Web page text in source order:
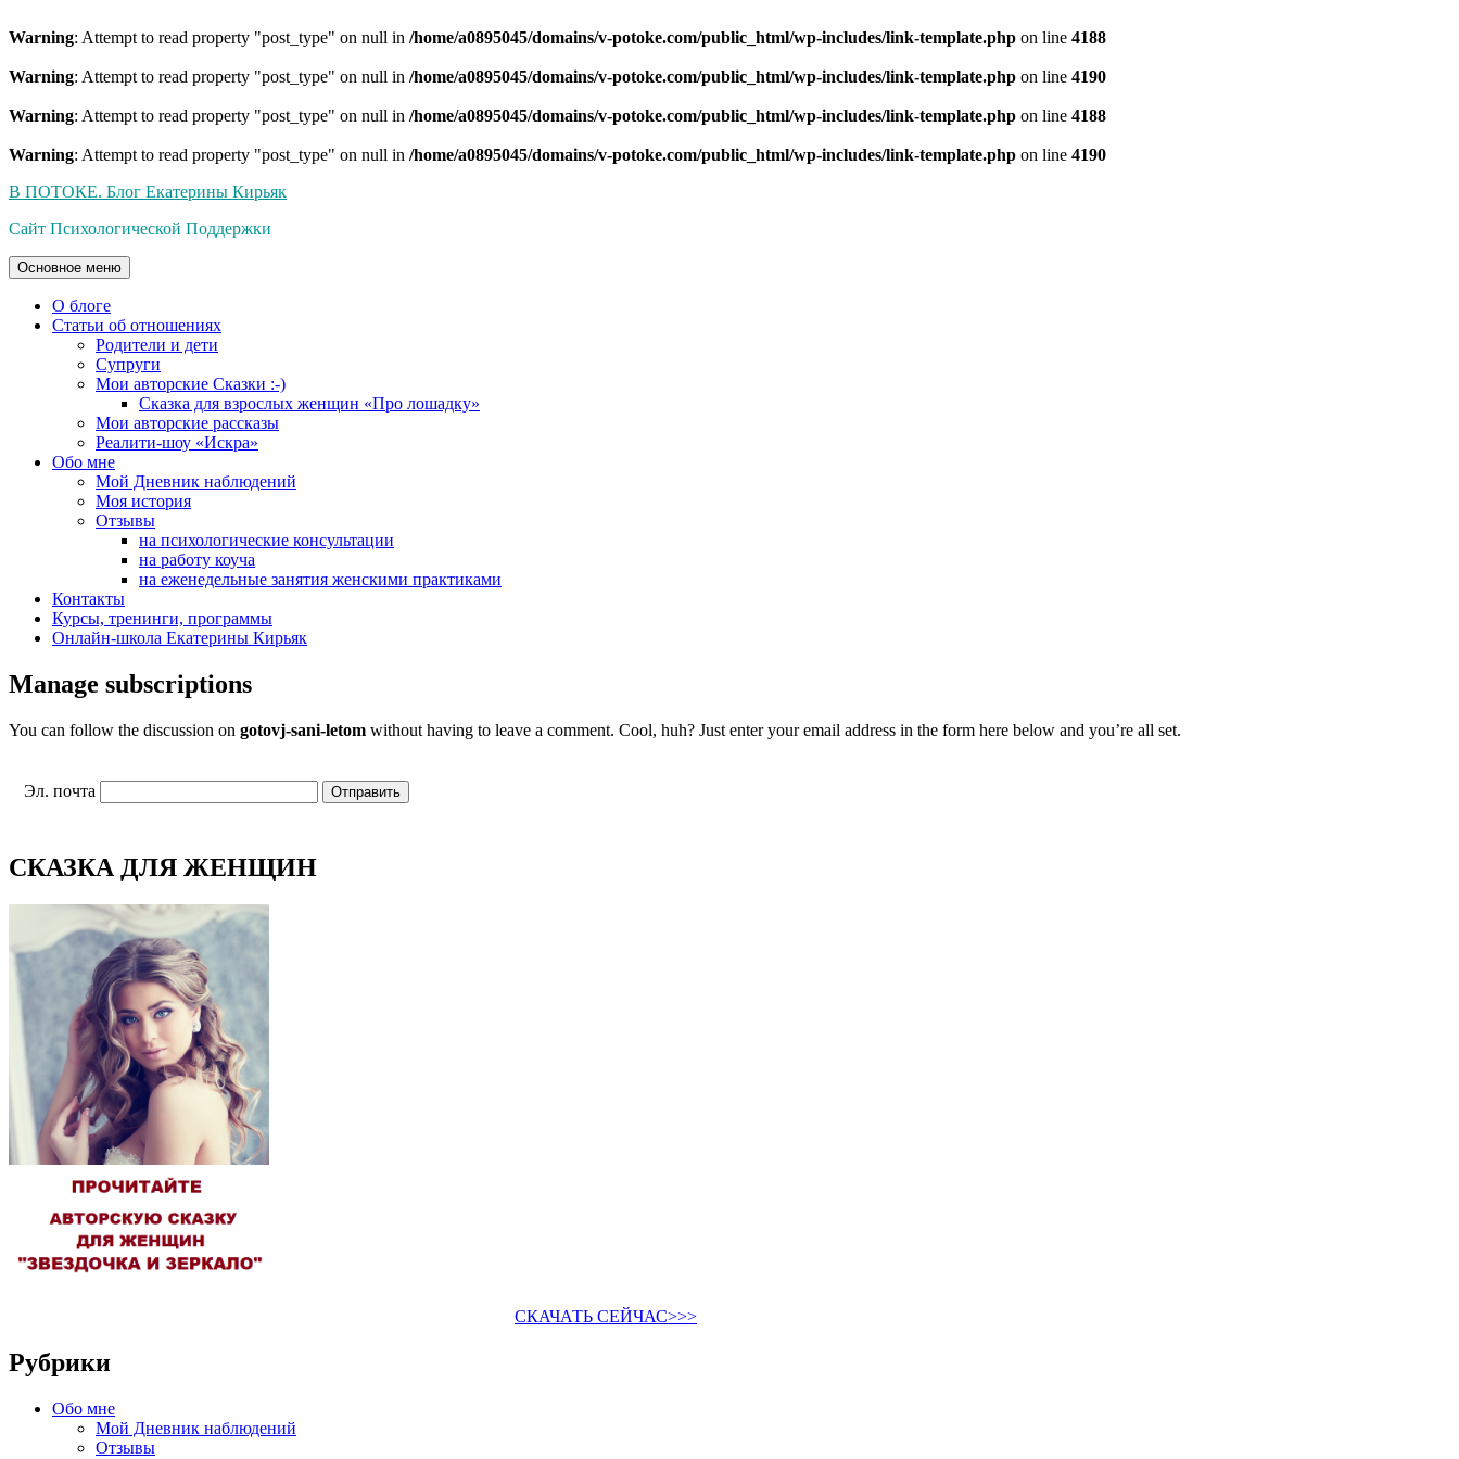
Warning: Attempt to read property "post_type" on null in /home/a0895045/domains/v-potoke.com/public_html/wp-includes/link-template.php on line 4188
Warning: Attempt to read property "post_type" on null in /home/a0895045/domains/v-potoke.com/public_html/wp-includes/link-template.php on line 4190
Warning: Attempt to read property "post_type" on null in /home/a0895045/domains/v-potoke.com/public_html/wp-includes/link-template.php on line 4188
Warning: Attempt to read property "post_type" on null in /home/a0895045/domains/v-potoke.com/public_html/wp-includes/link-template.php on line 4190
Перейти
содержимому
В ПОТОКЕ. Блог Екатерины Кирьяк
Сайт Психологической Поддержки
Основное меню
О блоге
Статьи об отношениях
Родители и дети
Супруги
Мои авторские Сказки :-)
Сказка для взрослых женщин «Про лошадку»
Мои авторские рассказы
Реалити-шоу «Искра»
Обо мне
Мой Дневник наблюдений
Моя история
Отзывы
на психологические консультации
на работу коуча
на еженедельные занятия женскими практиками
Контакты
Курсы, тренинги, программы
Онлайн-школа Екатерины Кирьяк
Manage subscriptions
You can follow the discussion on gotovj-sani-letom without having to leave a comment. Cool, huh? Just enter your email address in the form here below and you’re all set.
Эл. почта
СКАЗКА ДЛЯ ЖЕНЩИН
СКАЧАТЬ СЕЙЧАС>>>
Рубрики
Обо мне
Мой Дневник наблюдений
Отзывы